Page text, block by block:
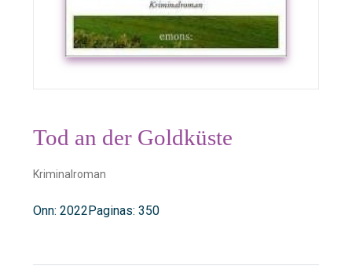
Tod an der Goldküste
Kriminalroman
Onn: 2022 Paginas: 350